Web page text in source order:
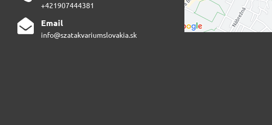
+421907444381
Email
info@szatakvariumslovakia.sk